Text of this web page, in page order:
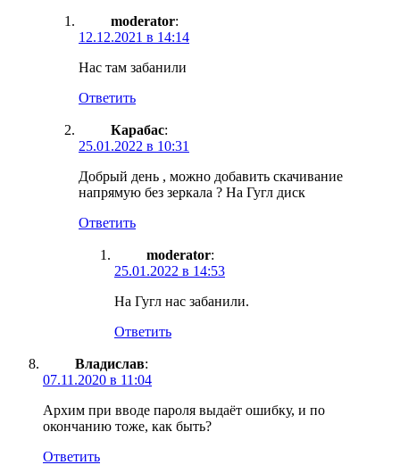
moderator:
12.12.2021 в 14:14
Нас там забанили
Ответить
Карабас:
25.01.2022 в 10:31
Добрый день , можно добавить скачивание
напрямую без зеркала ? На Гугл диск
Ответить
moderator:
25.01.2022 в 14:53
На Гугл нас забанили.
Ответить
Владислав:
07.11.2020 в 11:04
Архим при вводе пароля выдаёт ошибку, и по
окончанию тоже, как быть?
Ответить